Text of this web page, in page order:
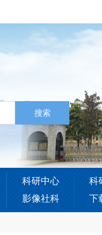
科研中心 科
影像社科 下